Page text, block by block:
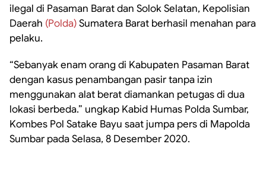
ilegal di Pasaman Barat dan Solok Selatan, Kepolisian
Daerah (Polda)Sumatera Barat berhasil menahan para
pelaku.
“Sebanyak enam orang di Kabupaten Pasaman Barat
dengan kasus penambangan pasir tanpa izin
menggunakan alat berat diamankan petugas di dua
lokasi berbeda.” ungkap Kabid Humas Polda Sumbar,
Kombes Pol Satake Bayu saat jumpa pers di Mapolda
Sumbar pada Selasa, 8 Desember 2020.